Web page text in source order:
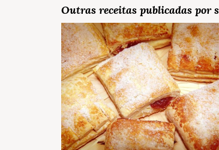
Outras receitas publicadas por